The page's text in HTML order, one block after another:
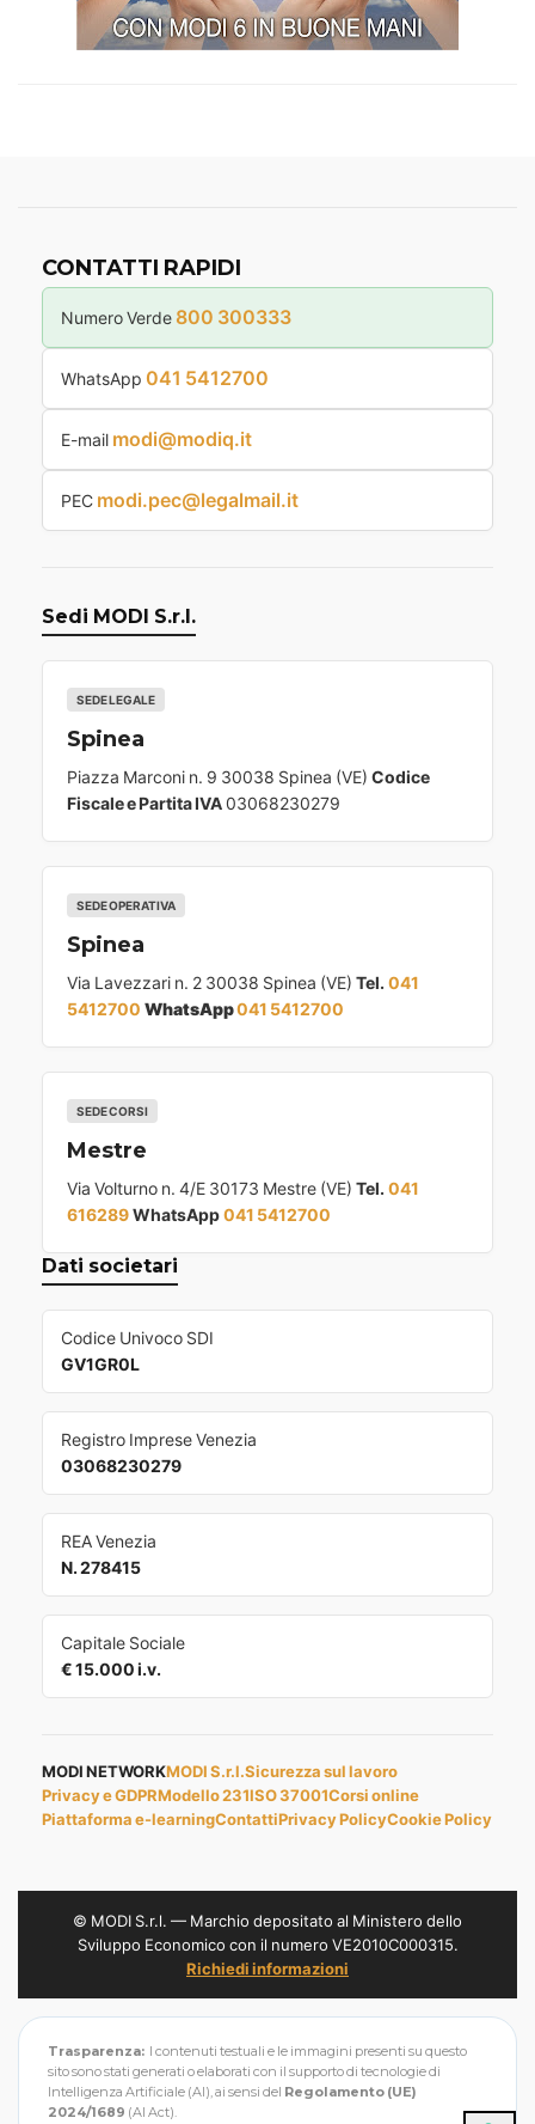
CONTATTI RAPIDI
Numero Verde 800 300333
WhatsApp 041 5412700
E-mail modi@modiq.it
PEC modi.pec@legalmail.it
Sedi MODI S.r.l.
SEDE LEGALE
Spinea
Piazza Marconi n. 9 30038 Spinea (VE) Codice
Fiscale e Partita IVA03068230279
SEDE OPERATIVA
Spinea
Via Lavezzari n. 2 30038 Spinea (VE) Tel. 041
5412700 WhatsApp041 5412700
SEDE CORSI
Mestre
Via Volturno n. 4/E 30173 Mestre (VE) Tel. 041
616289WhatsApp041 5412700
Dati societari
Codice Univoco SDI
GV1GR0L
Registro Imprese Venezia
03068230279
REA Venezia
N. 278415
Capitale Sociale
€ 15.000 i.v.
MODI NETWORKMODI S.r.l.Sicurezza sul lavoro
Privacy e GDPRModello 231ISO 37001Corsi online
Piattaforma e-learningContattiPrivacy PolicyCookie Policy
© MODI S.r.l. — Marchio depositato al Ministero dello
Sviluppo Economico con il numero VE2010C000315.
Richiedi informazioni
Trasparenza: I contenuti testuali e le immagini presenti su questo
sito sono stati generati o elaborati con il supporto di tecnologie di
Intelligenza Artificiale (AI), ai sensi del Regolamento (UE)
2024/1689 (AI Act).